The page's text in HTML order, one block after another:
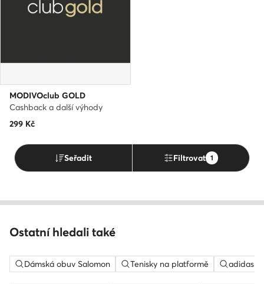
MODIVOclub GOLD
Cashback a další výhody
299 Kč
Seřadit Filtrovat 1
Ostatní hledali také
Dámská obuv Salomon Tenisky na platformě adidas